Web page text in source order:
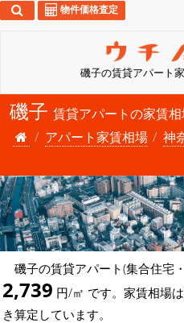
磯子の賃貸アパート
物件価格査定
磯子 賃貸アパートの家賃
アパート家賃相場
神
磯子の賃貸アパート(集合住宅
2,739 円/㎡ です。家賃相場
き算定しています。